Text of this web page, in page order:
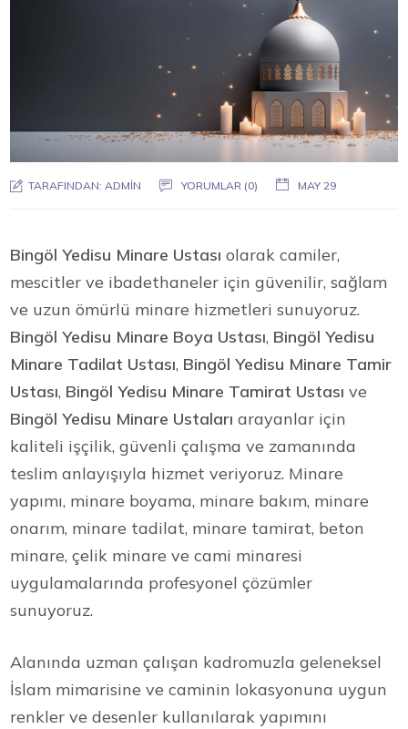
TARAFINDAN:ADMIN YORUMLAR (0) MAY 29
Bingöl Yedisu Minare Ustası olarak camiler,
mescitler ve ibadethaneler için güvenilir, sağlam
ve uzun ömürlü minare hizmetleri sunuyoruz.
Bingöl Yedisu Minare Boya Ustası, Bingöl Yedisu
Minare Tadilat Ustası, Bingöl Yedisu Minare Tamir
Ustası, Bingöl Yedisu Minare Tamirat Ustası ve
Bingöl Yedisu Minare Ustaları arayanlar için
kaliteli işçilik, güvenli çalışma ve zamanında
teslim anlayışıyla hizmet veriyoruz. Minare
yapımı, minare boyama, minare bakım, minare
onarım, minare tadilat, minare tamirat, beton
minare, çelik minare ve cami minaresi
uygulamalarında profesyonel çözümler
sunuyoruz.
Alanında uzman çalışan kadromuzla geleneksel
İslam mimarisine ve caminin lokasyonuna uygun
renkler ve desenler kullanılarak yapımını